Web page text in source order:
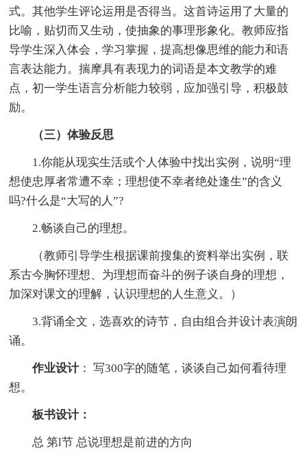
式。其他学生评论运用是否得当。这首诗运用了大量的
比喻，贴切而又生动，使抽象的事理形象化。教师应指
导学生深入体会，学习掌握，提高想像思维的能力和语
言表达能力。揣摩具有表现力的词语是本文教学的难
点，初一学生语言分析能力较弱，应加强引导，积极鼓
励。
（三）体验反思
1.你能从现实生活或个人体验中找出实例，说明“理
想使忠厚者常遭不幸；理想使不幸者绝处逢生”的含义
吗?什么是“大写的人”?
2.畅谈自己的理想。
（教师引导学生根据课前搜集的资料举出实例，联
系古今胸怀理想、为理想而奋斗的例子谈自身的理想，
加深对课文的理解，认识理想的人生意义。）
3.背诵全文，选喜欢的诗节，自由组合并设计表演朗
诵。
作业设计： 写300字的随笔，谈谈自己如何看待理
想。
板书设计：
总 第l节 总说理想是前进的方向